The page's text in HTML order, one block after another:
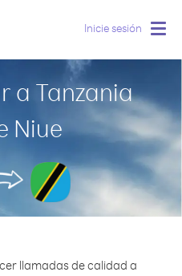
Inicie sesión
a Tanzania
Niue
llamadas de calidad a